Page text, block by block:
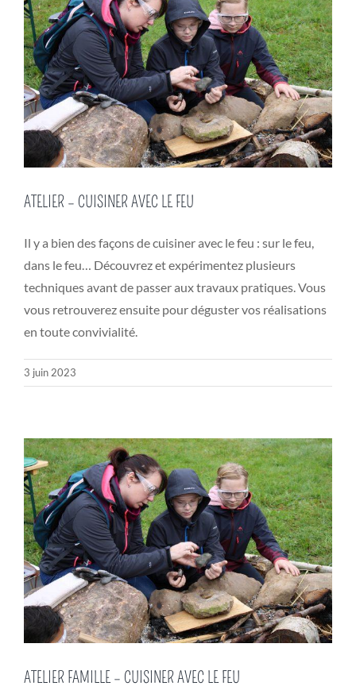
ATELIER – CUISINER AVEC LE FEU
Il y a bien des façons de cuisiner avec le feu : sur le feu,
dans le feu… Découvrez et expérimentez plusieurs
techniques avant de passer aux travaux pratiques. Vous
vous retrouverez ensuite pour déguster vos réalisations
en toute convivialité.
3 juin 2023
ATELIER FAMILLE – CUISINER AVEC LE FEU